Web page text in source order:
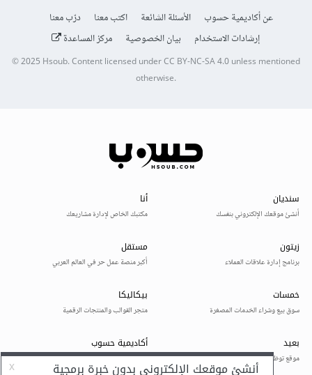
عن أكاديمية حسوب الأسئلة الشائعة اكتب معنا
درّب معنا
إرشادات الاستخدام
بيان الخصوصية مركز المساعدة
© 2025Hsoub.Content licensed underCC BY-NC-SA 4.0unless mentioned
otherwise.